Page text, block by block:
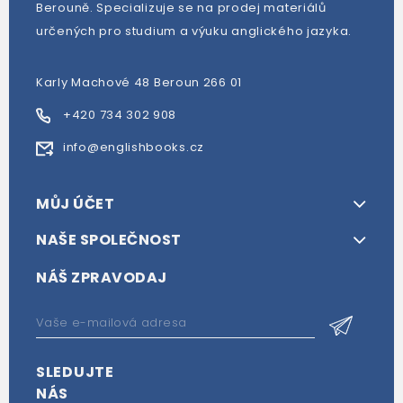
Berouně. Specializuje se na prodej materiálů
určených pro studium a výuku anglického jazyka.
Karly Machové 48 Beroun 266 01
+420 734 302 908
info@englishbooks.cz
MŮJ ÚČET
NAŠE SPOLEČNOST
NÁŠ ZPRAVODAJ
SLEDUJTE
NÁS